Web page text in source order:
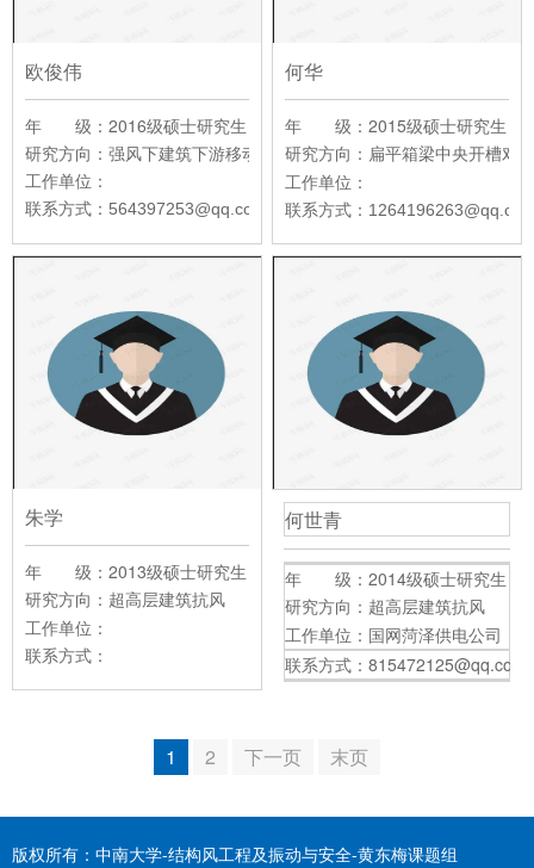
欧俊伟
年 级：2016级硕士研究生
研究方向：强风下建筑下游移动列车气动特性及风声屏障遮挡效果数
工作单位：
联系方式： 564397253@qq.com
何华
年 级：2015级硕士研究生
研究方向： 扁平箱梁中央开槽对
工作单位：
联系方式：
朱学
年 级：2013级硕士研究生
研究方向： 超高层建筑抗风
工作单位：
联系方式：
何世青
年 级：2014级硕士研究生
研究方向： 超高层建筑抗风
工作单位：国网菏泽供电公司
联系方式：815472125@qq.com
1 2 下一页 末页
版权所有：中南大学-结构风工程及振动与安全-黄东梅课题组